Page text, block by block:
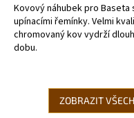
Kovový náhubek pro Baseta
upínacími řemínky. Velmi
chromovaný kov vydrží
dobu.
ZOBRAZIT